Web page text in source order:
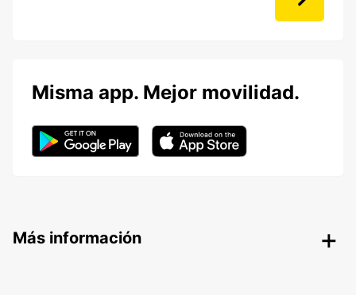
Misma app. Mejor movilidad.
Más información